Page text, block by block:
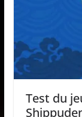
Test du